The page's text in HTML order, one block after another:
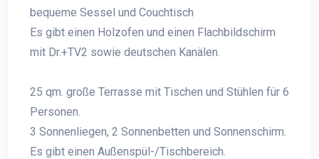
bequeme Sessel und Couchtisch
Es gibt einen Holzofen und einen Flachbildschirm
mit Dr.+TV2 sowie deutschen Kanälen.
25 qm. große Terrasse mit Tischen und Stühlen für 6
Personen.
3 Sonnenliegen, 2 Sonnenbetten und Sonnenschirm.
Es gibt einen Außenspül-/Tischbereich.